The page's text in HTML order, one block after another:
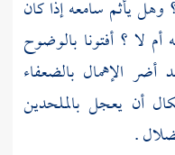
يأثم سامعه إذا كان
أم لا ؟ أفتونا بالوضوح
أضر الإهمال بالضعفاء
أن يعجل بالملحدين
.